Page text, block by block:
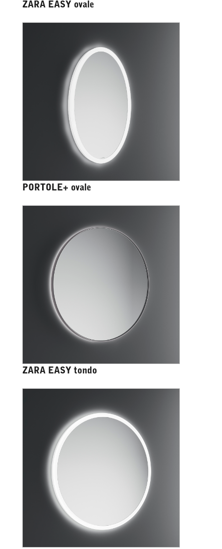
ZARA EASY ovale
PORTOLE+ ovale
ZARA EASY tondo